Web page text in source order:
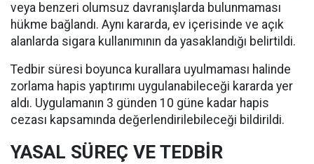
veya benzeri olumsuz davranışlarda bulunmaması
hükme bağlandı. Aynı kararda, ev içerisinde ve açık
alanlarda sigara kullanımının da yasaklandığı belirtildi.
Tedbir süresi boyunca kurallara uyulmaması halinde
zorlama hapis yaptırımı uygulanabileceği kararda yer
aldı. Uygulamanın 3 günden 10 güne kadar hapis
cezası kapsamında değerlendirilebileceği bildirildi.
YASAL SÜREÇ VE TEDBİR